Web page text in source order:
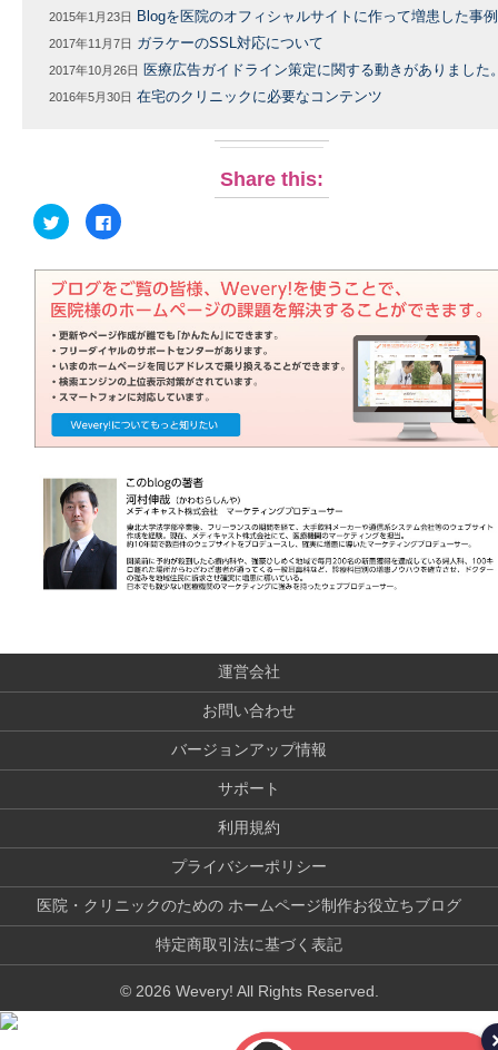
2015年1月23日 Blogを医院のオフィシャルサイトに作って増患した事例
2017年11月7日 ガラケーのSSL対応について
2017年10月26日 医療広告ガイドライン策定に関する動きがありました
2016年5月30日 在宅のクリニックに必要なコンテンツ
Share this:
ク
リ
し
て
Twitter
で
共
有
(新
し
い
ウ
ィ
ン
ド
ウ
き
ま
す)
Facebook
で
す
る
に
は
リ
ッ
ク
し
て
く
だ
さ
い
い
ウ
ウ
き
運営会社
お問い合わせ
バージョンアップ情報
サポート
利用規約
プライバシーポリシー
医院・クリニックのための ホームページ制作お役立ちブログ
特定商取引法に基づく表記
© 2026 Wevery! All Rights Reserved.